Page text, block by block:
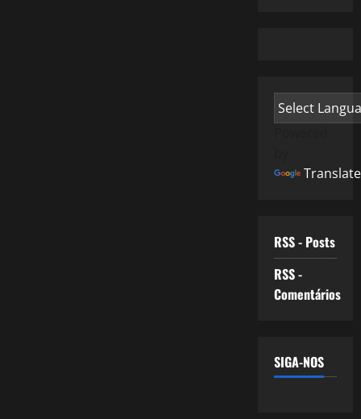
Translate
RSS - Posts
RSS -
Comentários
SIGA-NOS